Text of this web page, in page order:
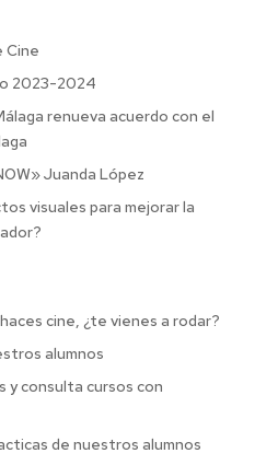
Cine
2023-2024
renueva acuerdo con el
Juanda López
visuales para mejorar la
cine, ¿te vienes a rodar?
alumnos
consulta cursos con
de nuestros alumnos